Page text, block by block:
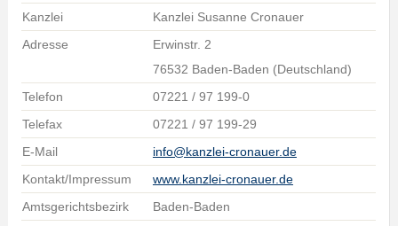
Kanzlei
Kanzlei Susanne Cronauer
Adresse
Erwinstr. 2
76532 Baden-Baden (Deutschland)
Telefon
07221 / 97 199-0
Telefax
07221 / 97 199-29
E-Mail
info@kanzlei-cronauer.de
Kontakt/Impressum
www.kanzlei-cronauer.de
Amtsgerichtsbezirk
Baden-Baden